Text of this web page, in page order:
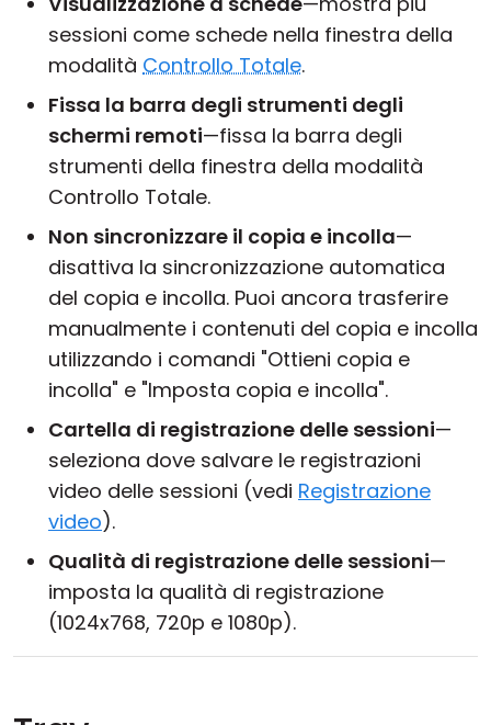
sessioni come schede nella finestra della
modalità Controllo Totale.
Fissa la barra degli strumenti degli
schermi remoti—fissa la barra degli
strumenti della finestra della modalità
Controllo Totale.
Non sincronizzare il copia e incolla—
disattiva la sincronizzazione automatica
del copia e incolla. Puoi ancora trasferire
manualmente i contenuti del copia e incolla
utilizzando i comandi "Ottieni copia e
incolla" e "Imposta copia e incolla".
Cartella di registrazione delle sessioni—
seleziona dove salvare le registrazioni
video delle sessioni (vedi Registrazione
video).
Qualità di registrazione delle sessioni—
imposta la qualità di registrazione
(1024x768, 720p e 1080p).